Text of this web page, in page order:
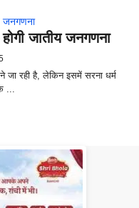
जातीय जनगणना
जा रही है, लेकिन इसमें सरना धर्म
...